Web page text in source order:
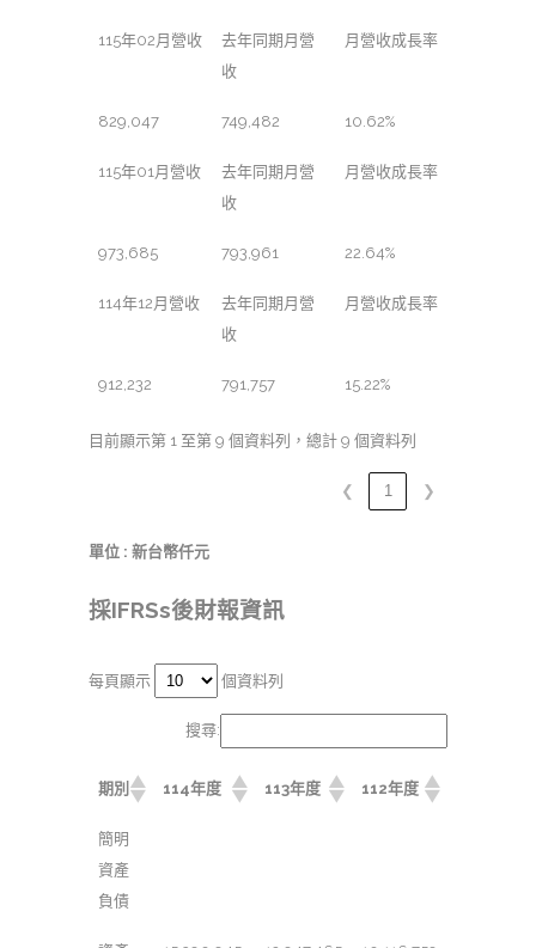
115年02月營收
去年同期月營
收
月營收成長率
829,047 749,482 10.62%
115年01月營收
去年同期月營
收
月營收成長率
973,685 793,961 22.64%
114年12月營收
去年同期月營
收
月營收成長率
912,232 791,757 15.22%
目前顯示第 1 至第 9 個資料列，總計 9 個資料列
❮ 1 ❯
單位 : 新台幣仟元
採IFRSs後財報資訊
每頁顯示 個資料列
搜尋:
期別 114年度 113年度 112年度
簡明
資產
負債